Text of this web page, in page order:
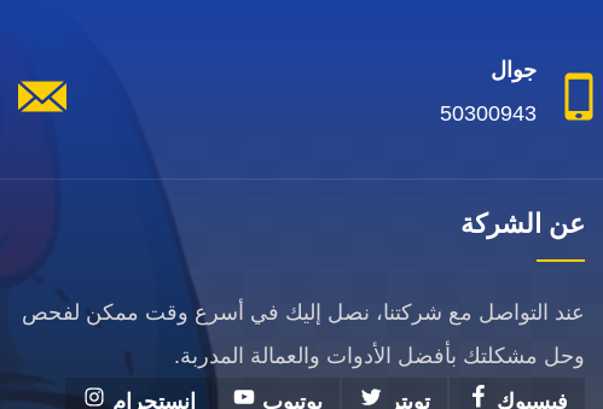
جوال
50300943
عن الشركة
عند التواصل مع شركتنا، نصل إليك في أسرع وقت ممكن لفحص
وحل مشكلتك بأفضل الأدوات والعمالة المدربة.
فيسبوك
تويتر يوتيوب انستجرام